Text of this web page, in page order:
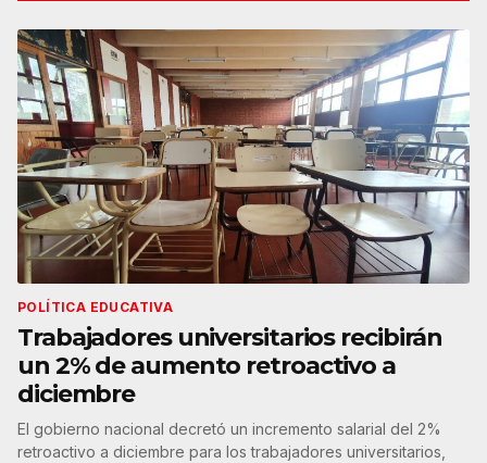
POLÍTICA EDUCATIVA
Trabajadores universitarios recibirán
un 2% de aumento retroactivo a
diciembre
El gobierno nacional decretó un incremento salarial del 2%
retroactivo a diciembre para los trabajadores universitarios,